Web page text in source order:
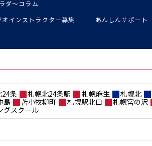
ダ〜コラム
オインストラクター募集 あんしんサポート
24条 札幌北24条駅 札幌麻生 札幌北
島
苫小牧柳町 札幌駅北口 札幌宮の沢
グスクール